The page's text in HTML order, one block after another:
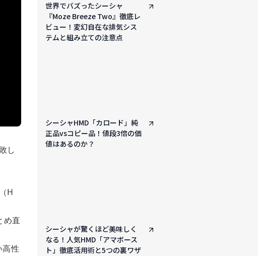
し
H
め直
性
世界でバズったシーシャ
『Moze Breeze Two』徹底レ
ビュー！変幻自在な排気シス
テムと組み立ての注意点
シーシャHMD「カロード」純
正品vsコピー品！値段3倍の価
値はあるのか？
シーシャが驚くほど美味しく
なる！人気HMD「アマボース
ト」徹底活用術と5つの裏ワザ